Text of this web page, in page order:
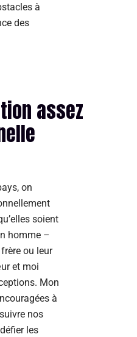
à
des
assez
on
soient
homme –
frère ou leur
et moi
Mon
à
nos
les